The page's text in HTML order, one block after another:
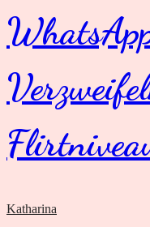
ist,
vor
der
Katharina